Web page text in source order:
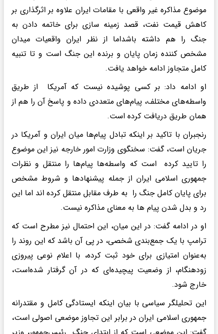
موضوع مذاکره غیر واقعی با مقامات ایران علاوه بر اثرگذاری بر
کاهش قیمت نفت، قصد زمینه سازی برای خاتمه دادن به
جنگ را هم داشته باشداما از نظر ایران واقعیات میدان
مشخص کننده زمان پایان و برنده این جنگ است و تا تنبیه
کامل متجاوز ادامه خواهد یافت.
او ادامه داد: بر کسی پوشیده نیست که آمریکا از طریق
واسطه‌های مختلف، پیام‌های متعددی داده و پاسخ آن را هم از
همان طریق دریافت کرده است.
رنجبران با تاکید بر اینکه تبادل پیام‌ها میان ایران و آمریکا در
جریان است، گفت: سخنگوی وزارت امور خارجه نیز این موضوع
را تایید کرده است که واسطه‌ها پیام‌ها را منتقل و نظرات
جمهوری اسلامی ایران از جمله پیشنهادها و شروط مشخص
برای پایان کامل جنگ را به طرف مقابل منتقل کرده اند اما این
رد و بدل شدن پیام ها به معنای مذاکره نیست.
او در ادامه گفت: در این میان، این احتمال نیز مطرح است که
ترامپ با یک جمع‌بندی شخصی، در پی آن باشد که این روند را
به‌عنوان امتیازی برای خود ثبت کرده، با اعلام نوعی پیروزی
زودهنگام، از وضعیت پیچیده‌ای که در آن گرفتار شده‌است،
خارج شود.
این تحلیلگر سیاسی با بیان اینکه ایستادگی کامل و مقتدرانه
جمهوری اسلامی ایران در برابر این تجاوز موضعی اصولی است،